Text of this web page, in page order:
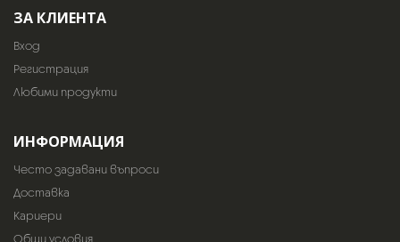
ЗА КЛИЕНТА
Вход
Регистрация
Любими продукти
ИНФОРМАЦИЯ
Често задавани въпроси
Доставка
Кариери
Общи условия